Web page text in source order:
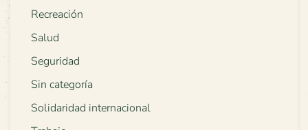
Recreación
Salud
Seguridad
Sin categoría
Solidaridad internacional